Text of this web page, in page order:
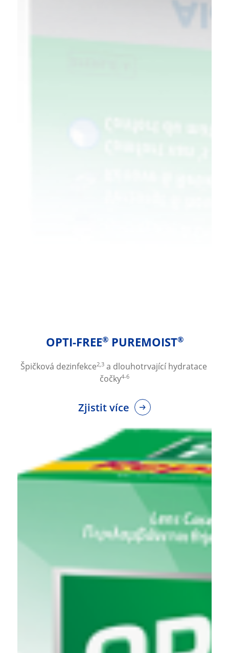
OPTI-FREE® PUREMOIST®
Špičková dezinfekce2,3 a dlouhotrvající hydratace
čočky4-6
Zjistit více